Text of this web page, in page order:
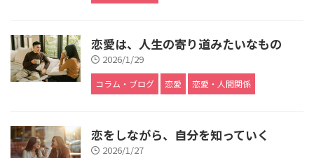
恋愛は、人生の寄り道みたいなもの
2026/1/29
コラム・ブログ 恋愛 恋愛・人間関係
恋をしながら、自分を知っていく
2026/1/27